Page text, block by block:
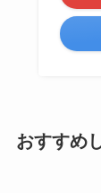
おすすめ